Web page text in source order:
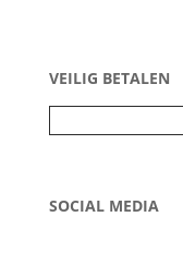
VEILIG BETALEN
SOCIAL MEDIA